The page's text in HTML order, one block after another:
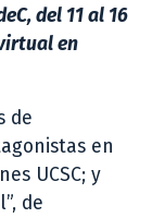
del 11 al 16
en
de
en
UCSC; y
de